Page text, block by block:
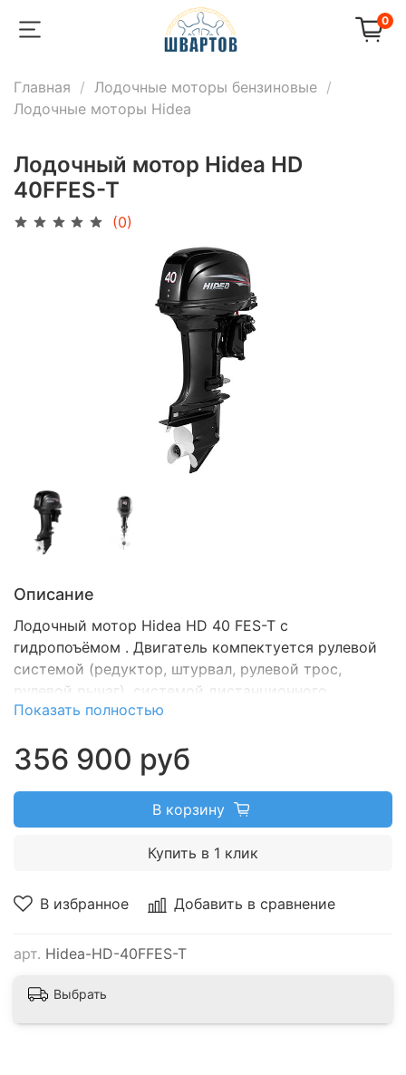
0
Главная
Лодочные моторы бензиновые
Лодочные моторы Hidea
Лодочный мотор Hidea HD
40FFES-T
(0)
В избранное Добавить в сравнение
арт. Hidea-HD-40FFES-T
Описание
Лодочный мотор Hidea HD 40 FES-T с
гидропоъёмом . Двигатель компектуется рулевой
системой (редуктор, штурвал, рулевой трос,
рулевой рычаг), системой дистанционного
управления (пульт ДУ, проводка, троса газа/
Показать полностью
356 900 руб
В корзину
Купить в 1 клик
Выбрать